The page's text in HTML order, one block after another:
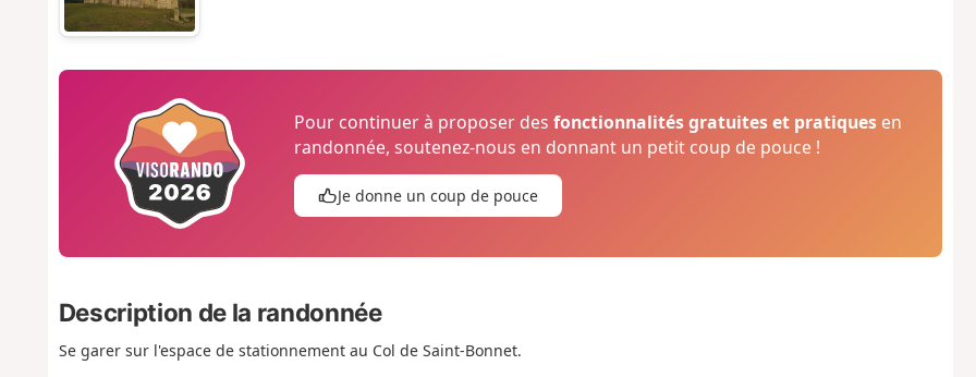
Pour continuer à proposer desfonctionnalités gratuites et pratiques en
randonnée, soutenez-nous en donnant un petit coup de pouce !
Je donne un coup de pouce
Description de la randonnée
Se garer sur l'espace de stationnement au Col de Saint-Bonnet.